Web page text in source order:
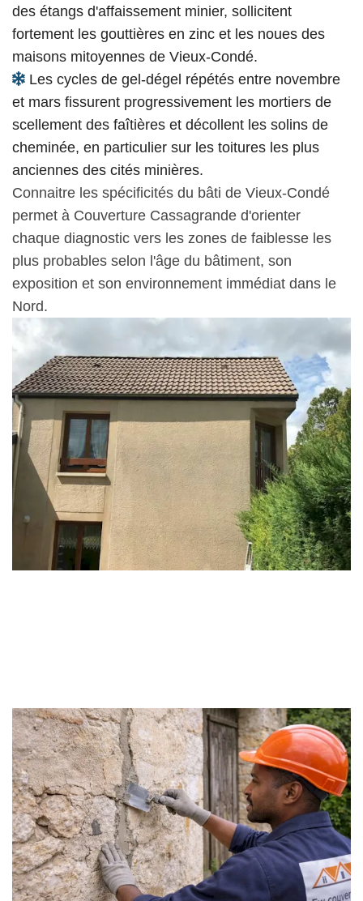
des étangs d'affaissement minier, sollicitent
fortement les gouttières en zinc et les noues des
maisons mitoyennes de Vieux-Condé.
Les cycles de gel-dégel répétés entre novembre
et mars fissurent progressivement les mortiers de
scellement des faîtières et décollent les solins de
cheminée, en particulier sur les toitures les plus
anciennes des cités minières.
Connaitre les spécificités du bâti de Vieux-Condé
permet à Couverture Cassagrande d'orienter
chaque diagnostic vers les zones de faiblesse les
plus probables selon l'âge du bâtiment, son
exposition et son environnement immédiat dans le
Nord.